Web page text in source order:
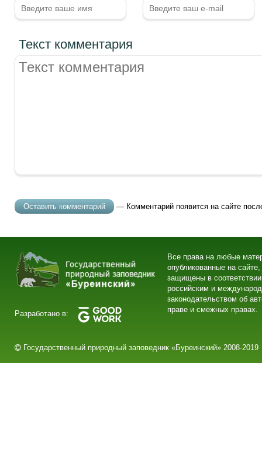
Текст комментария
— Комментарий появится на сайте
Разработано в:
Все права на любые
опубликованные на сайте,
защищены в
российским и
законодательством об
праве и смежных правах.
Государственный природный заповедник «Буреинский» 2008-2019